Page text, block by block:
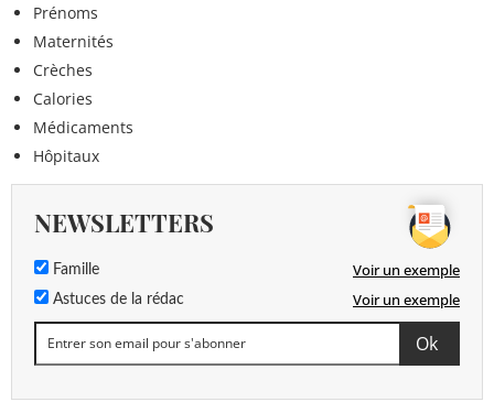
Prénoms
Maternités
Crèches
Calories
Médicaments
Hôpitaux
NEWSLETTERS
Famille Voir un exemple
Astuces de la rédac Voir un exemple